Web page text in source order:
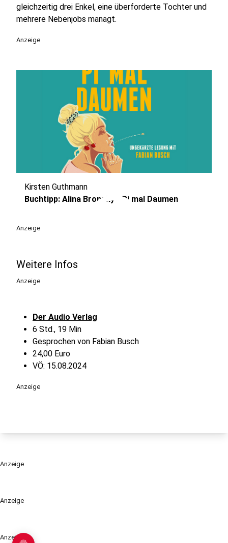
Anzeige
Anzeige
gleichzeitig drei Enkel, eine überforderte Tochter und
mehrere Nebenjobs managt.
Anzeige
play_circle
Kirsten Guthmann
Buchtipp: Alina Bronsky - Pi mal Daumen
Anzeige
Weitere Infos
Anzeige
Der Audio Verlag
6 Std., 19 Min
Gesprochen von Fabian Busch
24,00 Euro
VÖ: 15.08.2024
Anzeige
Anzeige